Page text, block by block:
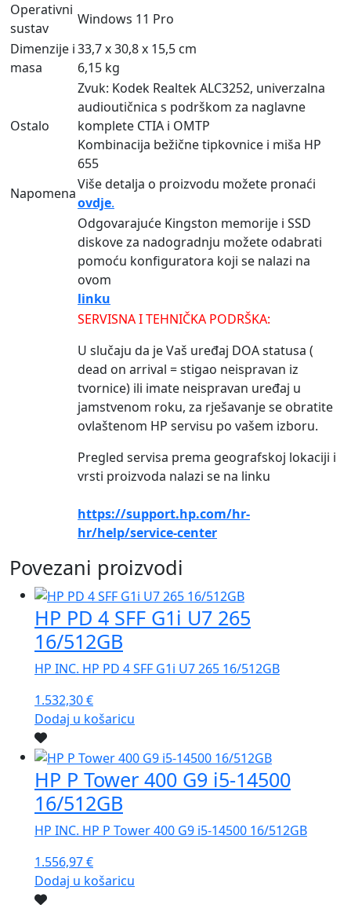
Operativni
sustav
Windows 11 Pro
Dimenzije i
masa
33,7 x 30,8 x 15,5 cm
6,15 kg
Ostalo
Zvuk: Kodek Realtek ALC3252, univerzalna
audioutičnica s podrškom za naglavne
komplete CTIA i OMTP
Kombinacija bežične tipkovnice i miša HP
655
Napomena
Više detalja o proizvodu možete pronaći
ovdje.
Odgovarajuće Kingston memorije i SSD
diskove za nadogradnju možete odabrati
pomoću konfiguratora koji se nalazi na
ovom
linku
SERVISNA I TEHNIČKA PODRŠKA:
U slučaju da je Vaš uređaj DOA statusa (
dead on arrival = stigao neispravan iz
tvornice) ili imate neispravan uređaj u
jamstvenom roku, za rješavanje se obratite
ovlaštenom HP servisu po vašem izboru.
Pregled servisa prema geografskoj lokaciji i
vrsti proizvoda nalazi se na linku
https://support.hp.com/hr-
hr/help/service-center
Povezani proizvodi
HP PD 4 SFF G1i U7 265
16/512GB
HP INC. HP PD 4 SFF G1i U7 265 16/512GB
1.532,30€
Dodaj u košaricu
HP P Tower 400 G9 i5-14500
16/512GB
HP INC. HP P Tower 400 G9 i5-14500 16/512GB
1.556,97€
Dodaj u košaricu